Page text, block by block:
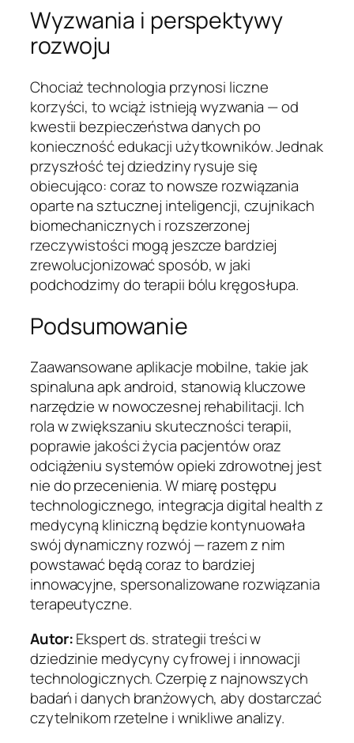
Wyzwania i perspektywy
rozwoju
Chociaż technologia przynosi liczne
korzyści, to wciąż istnieją wyzwania — od
kwestii bezpieczeństwa danych po
konieczność edukacji użytkowników. Jednak
przyszłość tej dziedziny rysuje się
obiecująco: coraz to nowsze rozwiązania
oparte na sztucznej inteligencji, czujnikach
biomechanicznych i rozszerzonej
rzeczywistości mogą jeszcze bardziej
zrewolucjonizować sposób, w jaki
podchodzimy do terapii bólu kręgosłupa.
Podsumowanie
Zaawansowane aplikacje mobilne, takie jak
spinaluna apk android, stanowią kluczowe
narzędzie w nowoczesnej rehabilitacji. Ich
rola w zwiększaniu skuteczności terapii,
poprawie jakości życia pacjentów oraz
odciążeniu systemów opieki zdrowotnej jest
nie do przecenienia. W miarę postępu
technologicznego, integracja digital health z
medycyną kliniczną będzie kontynuowała
swój dynamiczny rozwój — razem z nim
powstawać będą coraz to bardziej
innowacyjne, spersonalizowane rozwiązania
terapeutyczne.
Autor:Ekspert ds. strategii treści w
dziedzinie medycyny cyfrowej i innowacji
technologicznych. Czerpię z najnowszych
badań i danych branżowych, aby dostarczać
czytelnikom rzetelne i wnikliwe analizy.